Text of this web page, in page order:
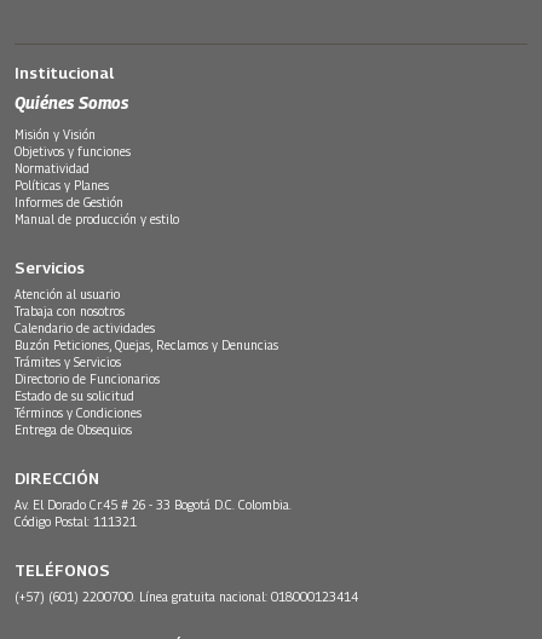
Institucional
Quiénes Somos
Misión y Visión
Objetivos y funciones
Normatividad
Políticas y Planes
Informes de Gestión
Manual de producción y estilo
Servicios
Atención al usuario
Trabaja con nosotros
Calendario de actividades
Buzón Peticiones, Quejas, Reclamos y Denuncias
Trámites y Servicios
Directorio de Funcionarios
Estado de su solicitud
Términos y Condiciones
Entrega de Obsequios
DIRECCIÓN
Av. El Dorado Cr.45 # 26 - 33 Bogotá D.C. Colombia.
Código Postal: 111321
TELÉFONOS
(+57) (601) 2200700. Línea gratuita nacional: 018000123414